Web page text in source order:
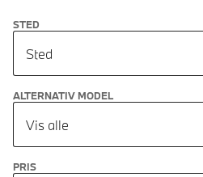
STED
Sted
ALTERNATIV MODEL
Vis alle
PRIS